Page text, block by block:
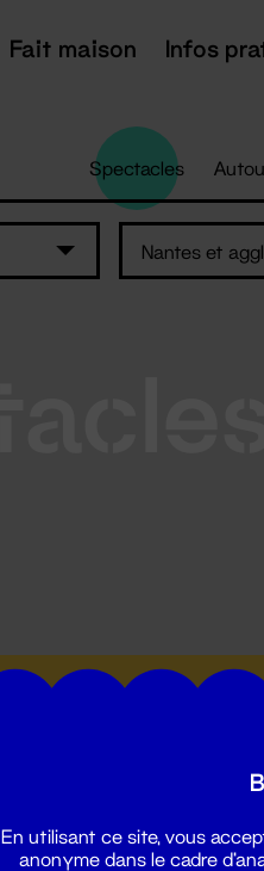
Fait maison Infos
Spectacles
Nantes et
En utilisant ce site, vous
anonyme dans le cadre